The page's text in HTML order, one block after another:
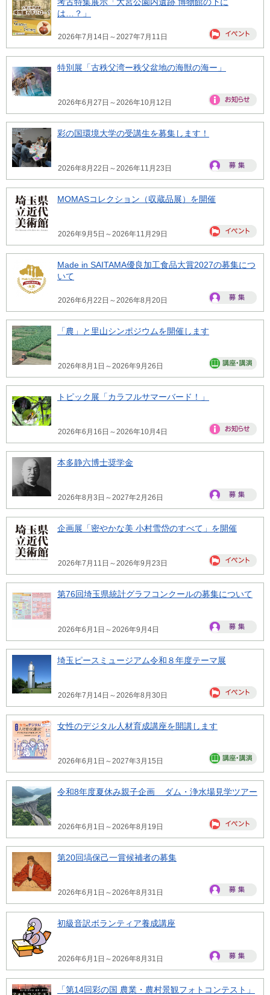
は…？」
2026年7月14日～2027年7月11日
特別展「古秩父湾ー秩父盆地の海獣の海ー」
2026年6月27日～2026年10月12日
彩の国環境大学の受講生を募集します！
2026年8月22日～2026年11月23日
MOMASコレクション（収蔵品展）を開催
2026年9月5日～2026年11月29日
Made in SAITAMA優良加工食品大賞2027の募集につ
いて
2026年6月22日～2026年8月20日
「農」と里山シンポジウムを開催します
2026年8月1日～2026年9月26日
トピック展「カラフルサマーバード！」
2026年6月16日～2026年10月4日
本多静六博士奨学金
2026年8月3日～2027年2月26日
企画展「密やかな美 小村雪岱のすべて」を開催
2026年7月11日～2026年9月23日
第76回埼玉県統計グラフコンクールの募集について
2026年6月1日～2026年9月4日
埼玉ピースミュージアム令和８年度テーマ展
2026年7月14日～2026年8月30日
女性のデジタル人材育成講座を開講します
2026年6月1日～2027年3月15日
令和8年度夏休み親子企画 ダム・浄水場見学ツアー
2026年6月1日～2026年8月19日
第20回塙保己一賞候補者の募集
2026年6月1日～2026年8月31日
初級音訳ボランティア養成講座
2026年6月1日～2026年8月31日
「第14回彩の国 農業・農村景観フォトコンテスト」